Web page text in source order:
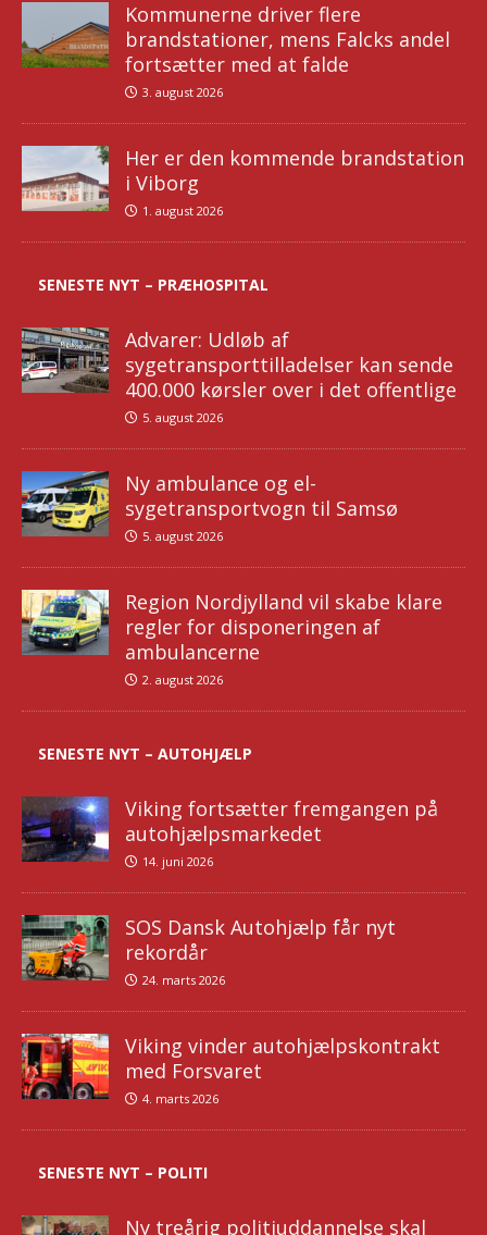
Kommunerne driver flere
brandstationer, mens Falcks andel
fortsætter med at falde
3. august 2026
Her er den kommende brandstation
i Viborg
1. august 2026
SENESTE NYT – PRÆHOSPITAL
Advarer: Udløb af
sygetransporttilladelser kan sende
400.000 kørsler over i det offentlige
5. august 2026
Ny ambulance og el-
sygetransportvogn til Samsø
5. august 2026
Region Nordjylland vil skabe klare
regler for disponeringen af
ambulancerne
2. august 2026
SENESTE NYT – AUTOHJÆLP
Viking fortsætter fremgangen på
autohjælpsmarkedet
14. juni 2026
SOS Dansk Autohjælp får nyt
rekordår
24. marts 2026
Viking vinder autohjælpskontrakt
med Forsvaret
4. marts 2026
SENESTE NYT – POLITI
Ny treårig politiuddannelse skal